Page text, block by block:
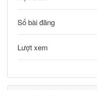
Số bài đăng
Lượt xem